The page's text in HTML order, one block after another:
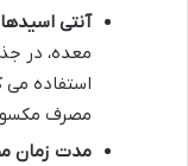
آنتی
معده، در
استفاده می
مصرف
مدت زمان